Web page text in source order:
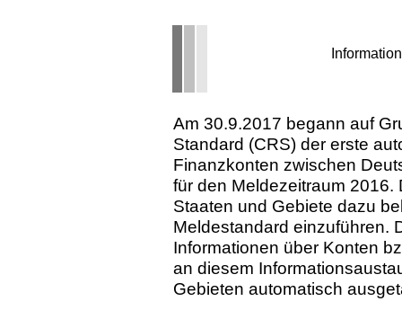
Am 30.9.2017 begann auf
Standard (CRS) der erste
Finanzkonten zwischen
für den Meldezeitraum
Staaten und Gebiete dazu
Meldestandard einzuführen.
Informationen über Konten
an diesem
Gebieten automatisch